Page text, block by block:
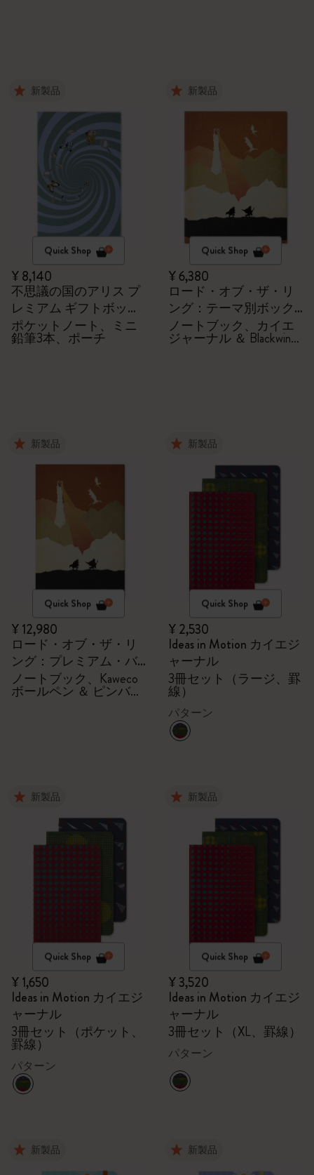
新製品
Quick Shop
¥ 8,140
不思議の国のアリス プ
レミアム ギフトボック
ス
ポケットノート、ミニ
鉛筆3本、ポーチ
新製品
Quick Shop
¥ 6,380
ロード・オブ・ザ・リ
ング：テーマ別ボック
ス
ノートブック、カイエ
ジャーナル ＆ Blackwing
新製品
Quick Shop
¥ 12,980
ロード・オブ・ザ・リ
ング：プレミアム・バ
ンドル
ノートブック、Kaweco
ボールペン ＆ ピンバッ
新製品
Quick Shop
¥ 2,530
Ideas in Motion カイエジ
ャーナル
3冊セット（ラージ、罫
線）
パターン
新製品
Quick Shop
¥ 1,650
Ideas in Motion カイエジ
ャーナル
3冊セット（ポケット、
罫線）
パターン
新製品
Quick Shop
¥ 3,520
Ideas in Motion カイエジ
ャーナル
3冊セット（XL、罫線）
パターン
新製品 新製品